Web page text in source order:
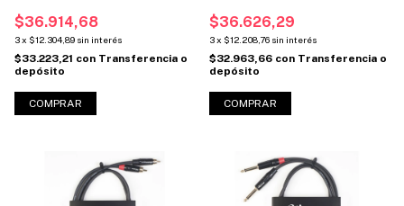
$36.914,68
3x $12.304,89 sin interés
$33.223,21 con Transferencia o
depósito
COMPRAR
1/4. (Código: MINI2P)
$36.626,29
3x $12.208,76 sin interés
$32.963,66 con Transferencia o
depósito
COMPRAR